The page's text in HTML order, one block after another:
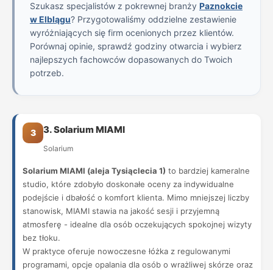
Szukasz specjalistów z pokrewnej branży Paznokcie
w Elblągu? Przygotowaliśmy oddzielne zestawienie
wyróżniających się firm ocenionych przez klientów.
Porównaj opinie, sprawdź godziny otwarcia i wybierz
najlepszych fachowców dopasowanych do Twoich
potrzeb.
3 3. Solarium MIAMI
Solarium
Solarium MIAMI (aleja Tysiąclecia 1) to bardziej kameralne
studio, które zdobyło doskonałe oceny za indywidualne
podejście i dbałość o komfort klienta. Mimo mniejszej liczby
stanowisk, MIAMI stawia na jakość sesji i przyjemną
atmosferę - idealne dla osób oczekujących spokojnej wizyty
bez tłoku.
W praktyce oferuje nowoczesne łóżka z regulowanymi
programami, opcje opalania dla osób o wrażliwej skórze oraz